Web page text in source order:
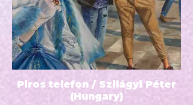
Piros telefon / Szilágyi Péter
(Hungary)